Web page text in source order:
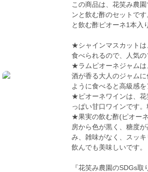
この商品は、花笑み農
ンと飲む酢のセットで
と飲む酢ピオーネ1本入
★シャインマスカットは
食べられるので、人気の
★ラムピオーネジャムは
酒が香る大人のジャム
ように食べると高級感を
★ピオーネワインは、花
っぱい甘口ワインです
★果実の飲む酢(ピオー
房から色が黒く、糖度
み、雑味がなく、スッ
飲んでも美味しいです。
『花笑み農園のSDGs取